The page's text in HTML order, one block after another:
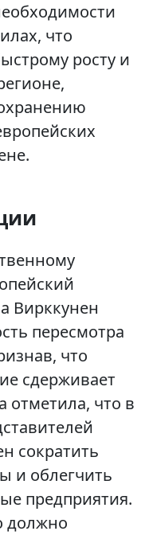
что
росту и
Вирккунен
пересмотра
что
сдерживает
отметила, что в
сократить
и облегчить
предприятия.
должно